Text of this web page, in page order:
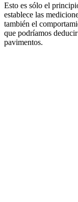
Esto es sólo el
establece las
también el
que podríamos
pavimentos.